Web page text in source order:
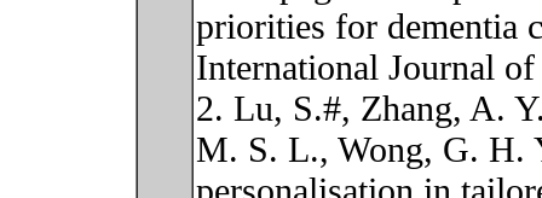
priorities for dementia
International Journal
2. Lu, S.#, Zhang, A.
M. S. L., Wong, G. H.